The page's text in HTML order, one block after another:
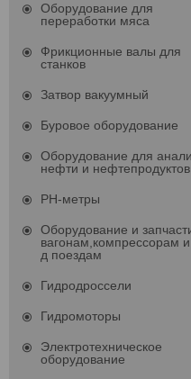
Оборудование для
переработки мяса
Фрикционные валы для
станков
Затвор вакуумный
Буровое оборудование
Оборудование для
нефти и нефтепродуктов
PH-метры
Оборудование и
вагонам,компрессорам
д поездам
Гидродроссели
Гидромоторы
Электротехническое
оборудование